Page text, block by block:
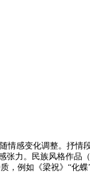
情感变化调整。抒情
张力。民族风格作品
，例如《梁祝》“化蝶